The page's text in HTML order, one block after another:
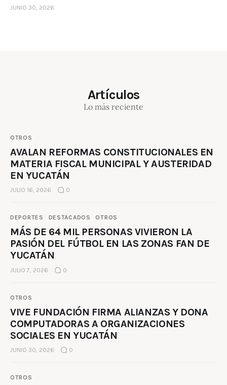
JUNIO 30, 2026
Artículos
Lo más reciente
OTROS
AVALAN REFORMAS CONSTITUCIONALES EN
MATERIA FISCAL MUNICIPAL Y AUSTERIDAD
EN YUCATÁN
JULIO 16, 2026 0
DEPORTES DESTACADOS OTROS
MÁS DE 64 MIL PERSONAS VIVIERON LA
PASIÓN DEL FÚTBOL EN LAS ZONAS FAN DE
YUCATÁN
JULIO 7, 2026 0
OTROS
VIVE FUNDACIÓN FIRMA ALIANZAS Y DONA
COMPUTADORAS A ORGANIZACIONES
SOCIALES EN YUCATÁN
JUNIO 30, 2026 0
OTROS